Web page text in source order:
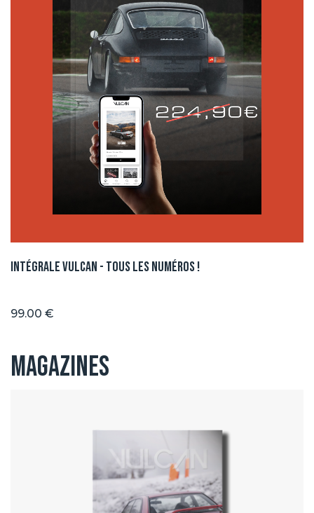
Intégrale Vulcan - Tous les numéros !
99.00 €
Magazines